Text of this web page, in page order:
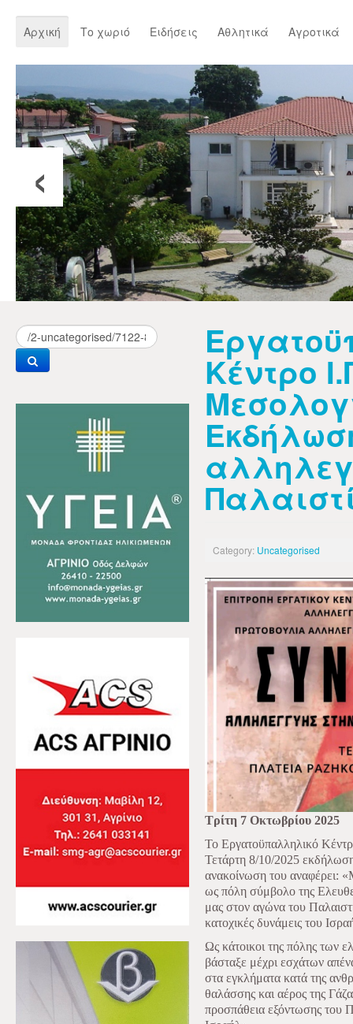
Αρχική Το χωριό Ειδήσεις Αθλητικά Αγροτικά
‹
Κέντρο
Category: Uncategorised
Τρίτη 7 Οκτωβρίου 2025
Το Εργατοϋπαλληλικό
Τετάρτη 8/10/2025
ανακοίνωση του αναφέρει:
ως πόλη σύμβολο της
μας στον αγώνα του
κατοχικές δυνάμεις του
Ως κάτοικοι της πόλης των
βάσταξε μέχρι εσχάτων
στα εγκλήματα κατά της
θαλάσσης και αέρος της
προσπάθεια εξόντωσης του